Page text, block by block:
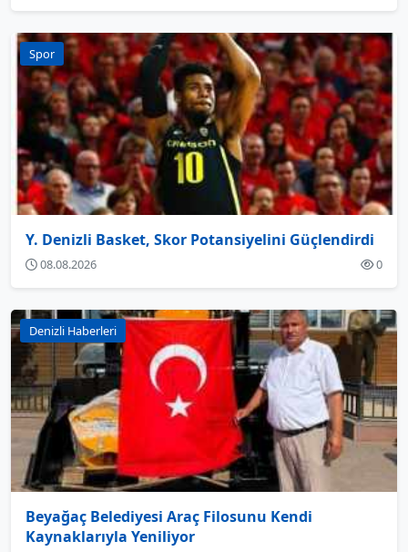
Spor
Y. Denizli Basket, Skor Potansiyelini Güçlendirdi
08.08.2026 0
Denizli Haberleri
Beyağaç Belediyesi Araç Filosunu Kendi
Kaynaklarıyla Yeniliyor